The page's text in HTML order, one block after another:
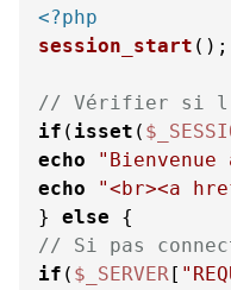
<?php
session_start ();
// Vérifier si
if ( isset (
echo
"Bienvenue
echo
"<br><a
} else
// Si pas
if ( $_SERVER[